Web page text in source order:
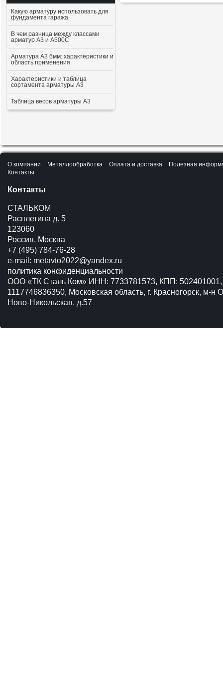
Какую арматуру использовать для
фундамента гаража
В чем разница между классами
арматур А3 и А500С
Арматура А3 6мм: характеристики и
область применения
Характеристики и таблица
сортамента арматуры А3
Таблица весов арматуры А3
О компании Металлообработка Оплата и доставка
Полезная
Контакты
Контакты
СТАЛЬКОМ
Расплетина д. 5
123060
Россия, Москва
+7 (495) 784-76-28
e-mail: metavto2022@yandex.ru
политика конфиденциальности
ООО «ТК Сталь Ком» ИНН: 7733781573, КПП:
1117746836350, Московская область, г. Красногорск, м-н
Ново-Никольская, д.57